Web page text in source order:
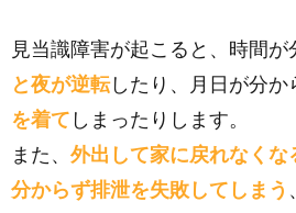
見当識障害が起こると、時間が
と夜が逆転したり、月日が分か
を着て しまったりします。
また、 外出して家に戻れなくな
分からず排泄を失敗してしまう